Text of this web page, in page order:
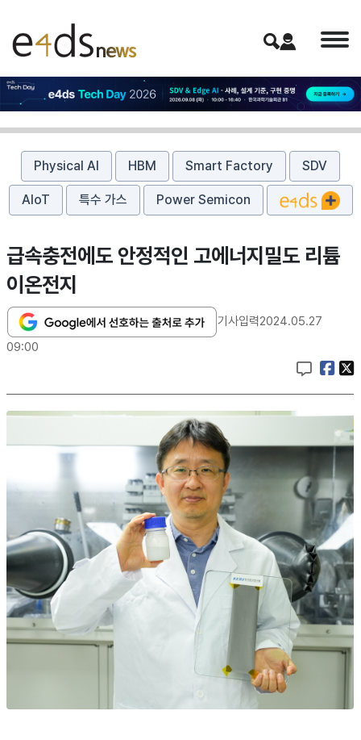
Physical AI HBM Smart Factory SDV
AIoT 특수 가스 Power Semicon
급속충전에도 안정적인 고에너지밀도 리튬
이온전지
기사입력2024.05.27
09:00